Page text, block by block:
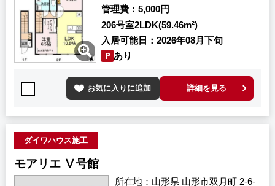
管理費
5,000円
206号室2LDK(59.46m²)
入居可能日
2026年08月下旬
あり
お気に入りに追加 詳細を見る
ダイワハウス施工
モアリエ Ⅴ号館
所在地
山形県 山形市双月町 2-6-